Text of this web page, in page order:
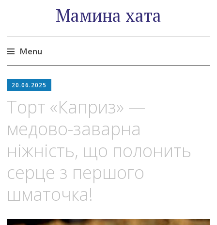
Мамина хата
Menu
to
20.06.2025
Торт «Каприз» —
медово-заварна
ніжність, що полонить
серце з першого
шматочка!